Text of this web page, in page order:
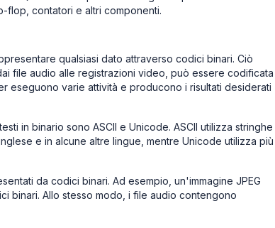
flop, contatori e altri componenti.
qualsiasi dato attraverso codici binari. Ciò
file audio alle registrazioni video, può essere codificata
eseguono varie attività e producono i risultati desiderati
in binario sono ASCII e Unicode. ASCII utilizza stringhe
e in alcune altre lingue, mentre Unicode utilizza più
da codici binari. Ad esempio, un'immagine JPEG
binari. Allo stesso modo, i file audio contengono